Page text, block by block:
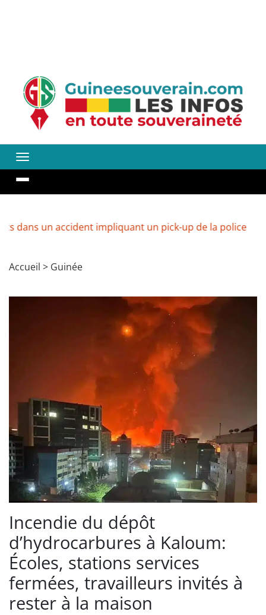
accident impliquant un pick-up de la police Guinée
Accueil > Guinée
Incendie du dépôt
d’hydrocarbures à Kaloum:
Écoles, stations services
fermées, travailleurs invités à
rester à la maison